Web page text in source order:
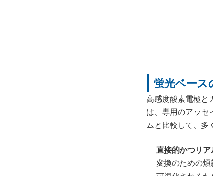
蛍光ベース
高感度酸素電極と
は、専用のアッセ
ムと比較して、多
直接的かつリア
変換のための